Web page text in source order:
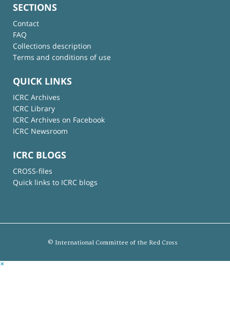
SECTIONS
Contact
FAQ
Collections description
Terms and conditions of use
QUICK LINKS
ICRC Archives
ICRC Library
ICRC Archives on Facebook
ICRC Newsroom
ICRC BLOGS
CROSS-files
Quick links to ICRC blogs
© International Committee of the Red Cross
×